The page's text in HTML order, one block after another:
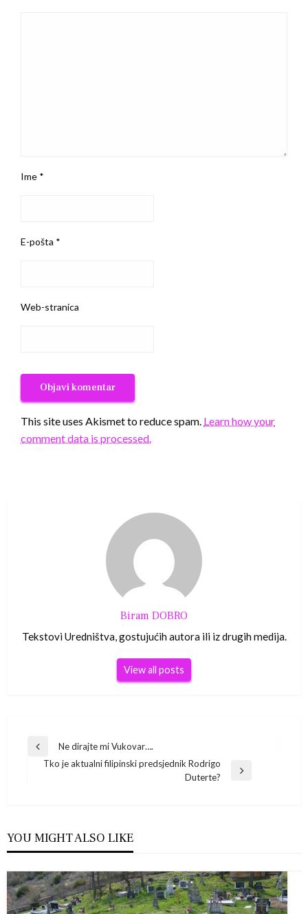
Ime *
E-pošta *
Web-stranica
This site uses Akismet to reduce spam. Learn how your
comment data is processed.
Biram DOBRO
Tekstovi Uredništva, gostujućih autora ili iz drugih medija.
View all posts
Navigacija
Previous
Ne dirajte mi Vukovar….
Tko je aktualni filipinski predsjednik Rodrigo
Duterte?
YOU MIGHT ALSO LIKE